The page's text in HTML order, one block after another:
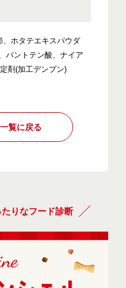
ホタテエキスパウダ
パントテン酸、ナイア
剤(加工デンプン)
覧に戻る
りなフード診断